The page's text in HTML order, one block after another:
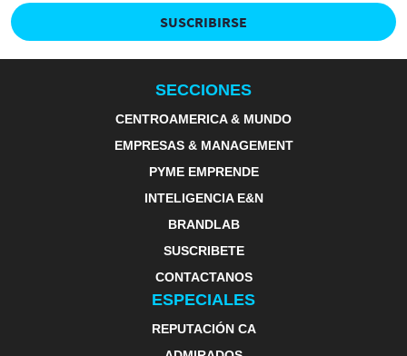
SUSCRIBIRSE
SECCIONES
CENTROAMERICA & MUNDO
EMPRESAS & MANAGEMENT
PYME EMPRENDE
INTELIGENCIA E&N
BRANDLAB
SUSCRIBETE
CONTACTANOS
ESPECIALES
REPUTACIÓN CA